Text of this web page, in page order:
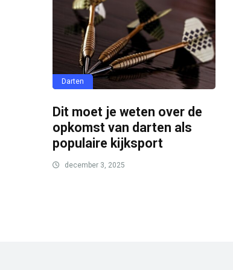
Darten
Dit moet je weten over de
opkomst van darten als
populaire kijksport
december 3, 2025